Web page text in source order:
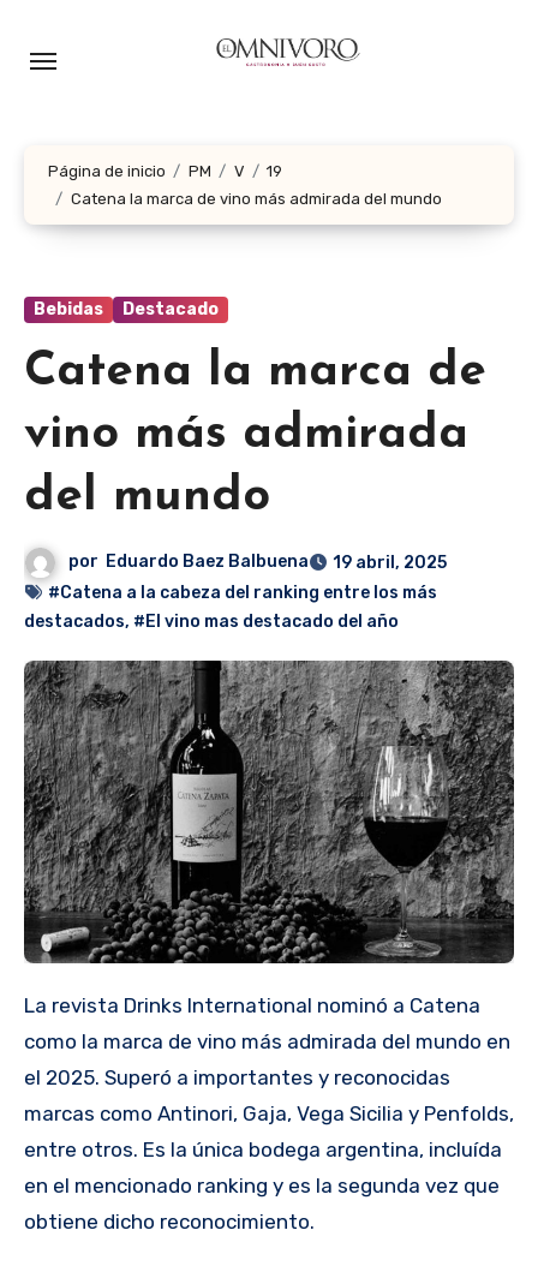
Página de inicio PM V
19
Catena la marca de vino más admirada del mundo
Bebidas Destacado
Catena la marca de
vino más admirada
del mundo
por Eduardo Baez Balbuena
19 abril, 2025
#Catena a la cabeza del ranking entre los más
destacados, #El vino mas destacado del año
La revista Drinks International nominó a Catena
como la marca de vino más admirada del mundo en
el 2025. Superó a importantes y reconocidas
marcas como Antinori, Gaja, Vega Sicilia y Penfolds,
entre otros. Es la única bodega argentina, incluída
en el mencionado ranking y es la segunda vez que
obtiene dicho reconocimiento.